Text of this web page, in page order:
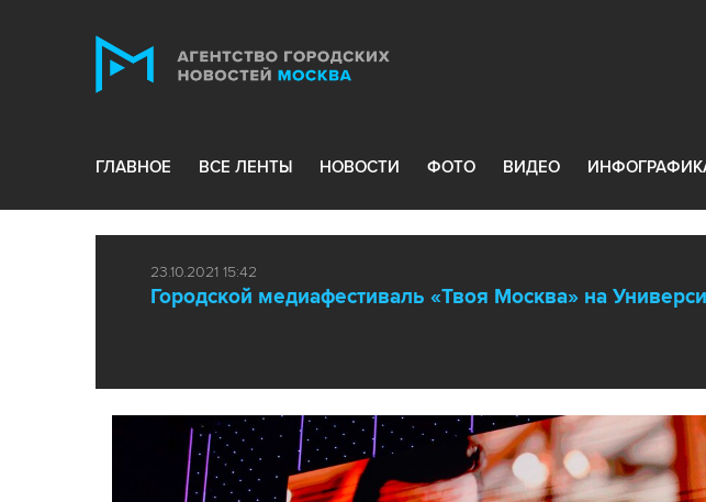
ГЛАВНОЕ ВСЕ ЛЕНТЫ НОВОСТИ ФОТО ВИДЕО
23.10.2021 15:42
Городской медиафестиваль «Твоя Москва» на